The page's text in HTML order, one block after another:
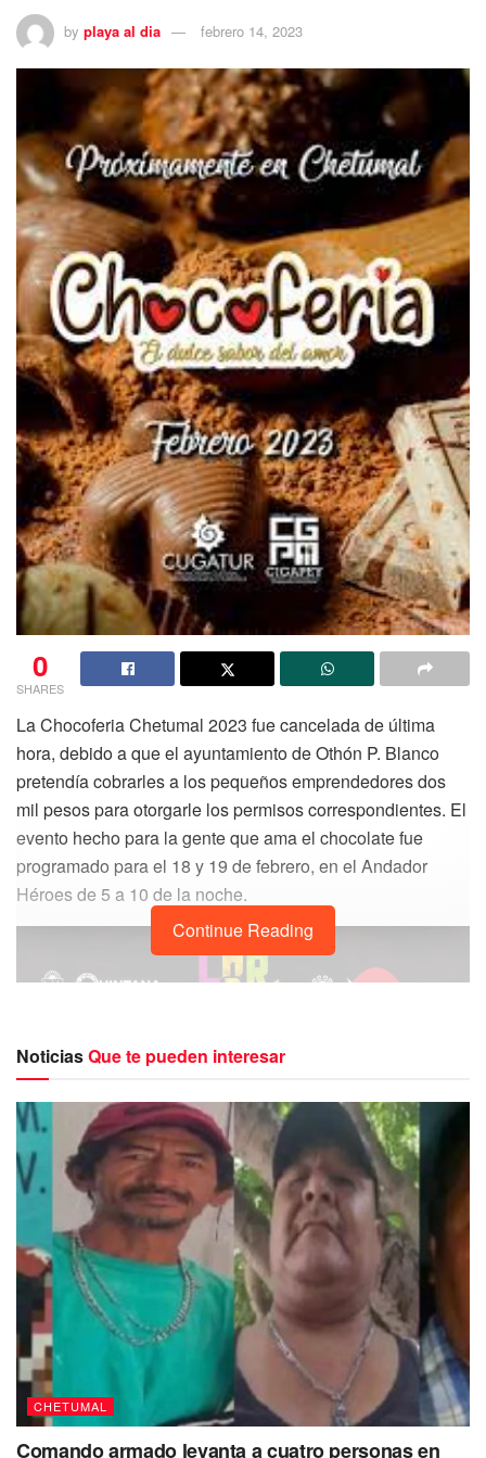
by playa al dia febrero 14, 2023
0
SHARES
La Chocoferia Chetumal 2023 fue cancelada de última
hora, debido a que el ayuntamiento de Othón P. Blanco
pretendía cobrarles a los pequeños emprendedores dos
mil pesos para otorgarle los permisos correspondientes. El
evento hecho para la gente que ama el chocolate fue
programado para el 18 y 19 de febrero, en el Andador
Héroes de 5 a 10 de la noche.
Continue Reading
NoticiasQue te pueden interesar
CHETUMAL
Comando armado levanta a cuatro personas en